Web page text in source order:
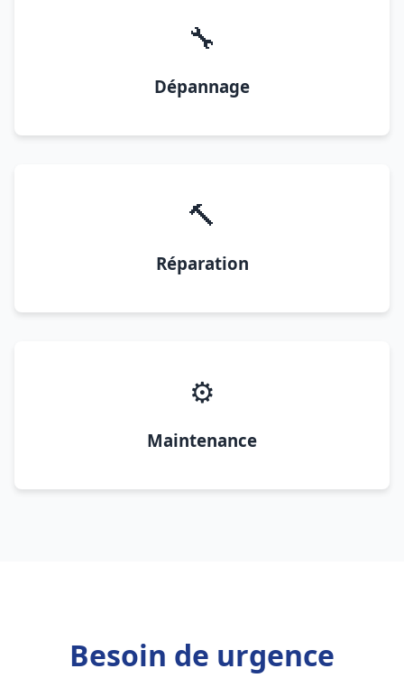
🔧
Dépannage
🔨
Réparation
⚙️
Maintenance
Besoin de urgence